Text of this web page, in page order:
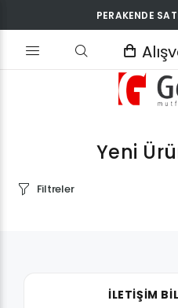
PERAKENDE
Yeni
Filtreler
İLETİŞİM